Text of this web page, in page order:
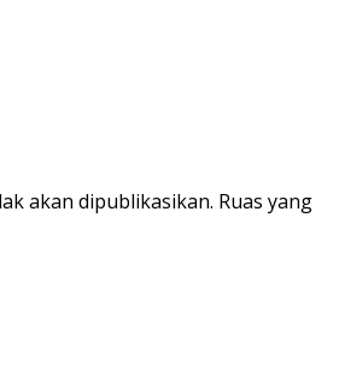
akan dipublikasikan. Ruas yang